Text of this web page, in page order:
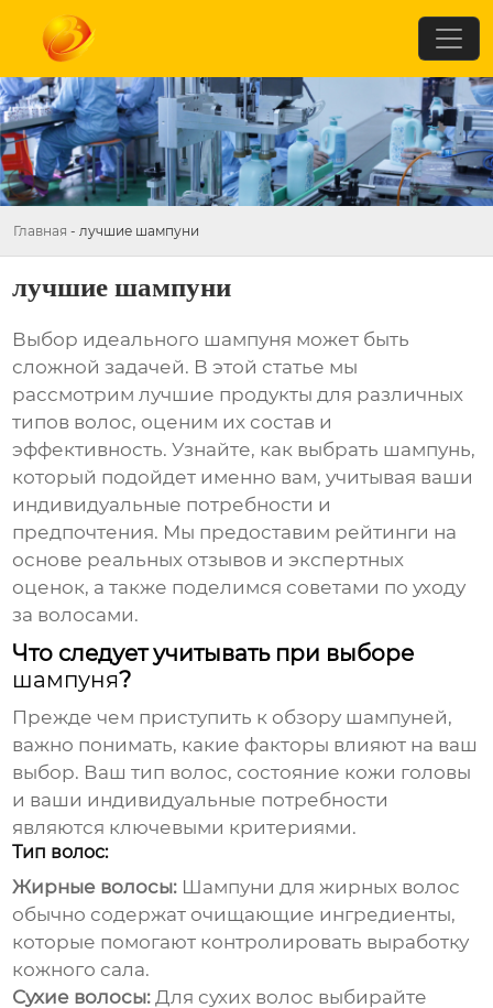
Главная - лучшие шампуни
лучшие шампуни
Выбор идеального шампуня может быть
сложной задачей. В этой статье мы
рассмотрим лучшие продукты для различных
типов волос, оценим их состав и
эффективность. Узнайте, как выбрать шампунь,
который подойдет именно вам, учитывая ваши
индивидуальные потребности и
предпочтения. Мы предоставим рейтинги на
основе реальных отзывов и экспертных
оценок, а также поделимся советами по уходу
за волосами.
Что следует учитывать при выборе
шампуня?
Прежде чем приступить к обзору шампуней,
важно понимать, какие факторы влияют на ваш
выбор. Ваш тип волос, состояние кожи головы
и ваши индивидуальные потребности
являются ключевыми критериями.
Тип волос:
Жирные волосы: Шампуни для жирных волос
обычно содержат очищающие ингредиенты,
которые помогают контролировать выработку
кожного сала.
Сухие волосы: Для сухих волос выбирайте